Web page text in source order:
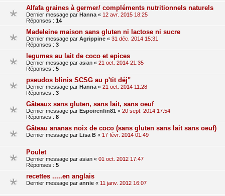
Alfafa graines à germer/ compléments nutritionnels naturels
Dernier message par Hanna « 12 avr. 2015 18:25
Réponses : 14
Madeleine maison sans gluten ni lactose ni sucre
Dernier message par Agrippine « 31 déc. 2014 15:31
Réponses : 3
legumes au lait de coco et epices
Dernier message par asian « 21 oct. 2014 21:35
Réponses : 5
pseudos blinis SCSG au p'tit déj"
Dernier message par Hanna « 21 oct. 2014 11:28
Réponses : 3
Gâteaux sans gluten, sans lait, sans oeuf
Dernier message par Espoirenfin81 « 20 sept. 2014 17:54
Réponses : 8
Gâteau ananas noix de coco (sans gluten sans lait sans oeuf)
Dernier message par Lisa B « 17 févr. 2014 01:49
Poulet
Dernier message par asian « 01 oct. 2012 17:47
Réponses : 5
recettes .....en anglais
Dernier message par annie « 11 janv. 2012 16:07